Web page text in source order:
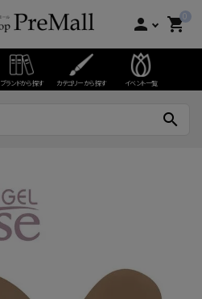
person 0
shopping_cart
ブランドから探す カテゴリーから探す イベント一覧
search